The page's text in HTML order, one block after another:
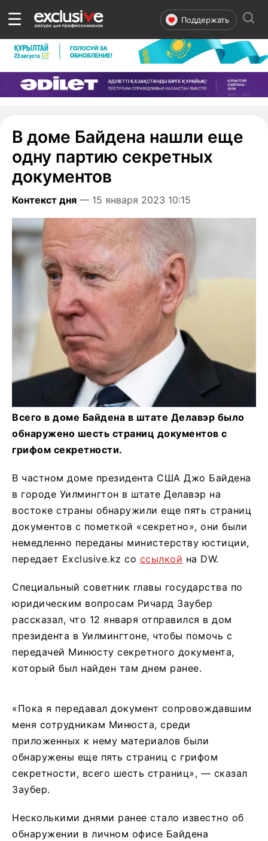
☰ Поддержать
В доме Байдена нашли еще
одну партию секретных
документов
Контекст дня — 15 января 2023 10:15
Всего в доме Байдена в штате Делавэр было
обнаружено шесть страниц документов с
грифом секретности.
В частном доме президента США Джо Байдена
в городе Уилмингтон в штате Делавэр на
востоке страны обнаружили еще пять страниц
документов с пометкой «секретно», они были
немедленно переданы министерству юстиции,
передает Exclusive.kz со ссылкой на DW.
Специальный советник главы государства по
юридическим вопросам Ричард Заубер
рассказал, что 12 января отправился в дом
президента в Уилмингтоне, чтобы помочь с
передачей Минюсту секретного документа,
который был найден там днем ранее.
«Пока я передавал документ сопровождавшим
меня сотрудникам Минюста, среди
приложенных к нему материалов были
обнаружены еще пять страниц с грифом
секретности, всего шесть страниц», — сказал
Заубер.
Несколькими днями ранее стало известно об
обнаружении в личном офисе Байдена